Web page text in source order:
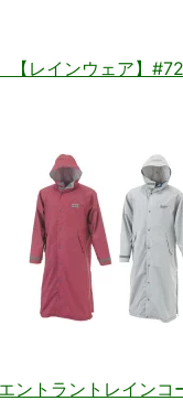
【レインウェア】
ントラントレイ